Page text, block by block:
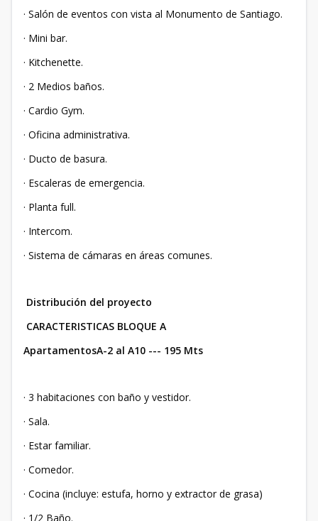
· Salón de eventos con vista al Monumento de Santiago.
· Mini bar.
· Kitchenette.
· 2 Medios baños.
· Cardio Gym.
· Oficina administrativa.
· Ducto de basura.
· Escaleras de emergencia.
· Planta full.
· Intercom.
· Sistema de cámaras en áreas comunes.
Distribución del proyecto
CARACTERISTICAS BLOQUE A
ApartamentosA-2 al A10 --- 195 Mts
· 3 habitaciones con baño y vestidor.
· Sala.
· Estar familiar.
· Comedor.
· Cocina (incluye: estufa, horno y extractor de grasa)
· 1/2 Baño.